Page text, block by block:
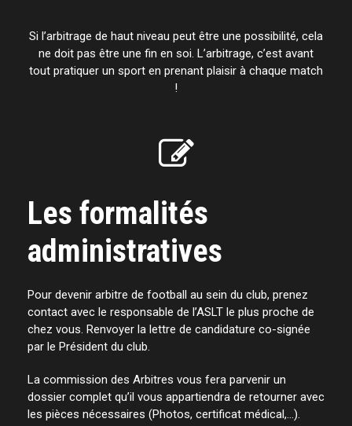
Si l’arbitrage de haut niveau peut être une possibilité, cela
ne doit pas être une fin en soi. L’arbitrage, c’est avant
tout pratiquer un sport en prenant plaisir à chaque match
!
Les formalités
administratives
Pour devenir arbitre de football au sein du club, prenez
contact avec le responsable de l’ASLT le plus proche de
chez vous. Renvoyer la lettre de candidature co-signée
par le Président du club.
La commission des Arbitres vous fera parvenir un
dossier complet qu’il vous appartiendra de retourner avec
les pièces nécessaires (Photos, certificat médical,…).